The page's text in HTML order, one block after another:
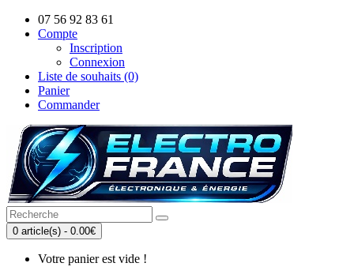
07 56 92 83 61
Compte
Inscription
Connexion
Liste de souhaits (0)
Panier
Commander
0 article(s) - 0.00€
Votre panier est vide !